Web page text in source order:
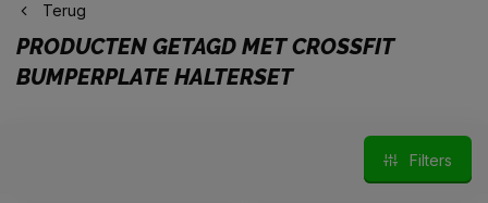
Terug
PRODUCTEN GETAGD MET CROSSFIT
BUMPERPLATE HALTERSET
Filters